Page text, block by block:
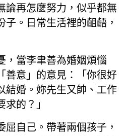
論再怎麼努力，似乎都無
子。日常生活裡的齟齬，
，當李聿善為婚姻煩惱
善意」的意見：「你很好
結婚。妳先生又帥、工作
的？」
自己。帶著兩個孩子，